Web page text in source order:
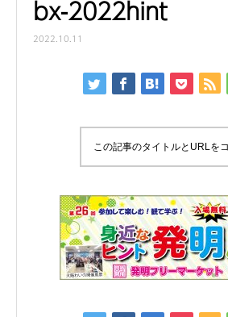
bx-2022hint
2022.10.11
この記事のタイトルとURLを